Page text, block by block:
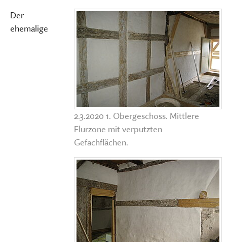
2.3.2020 1. Obergeschoss. Mittlere
Flurzone mit verputzten
Gefachflächen.
Der
ehemalige